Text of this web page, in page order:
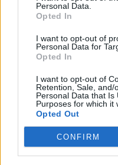
Personal Data.
Opted In
I want to opt-out of
Personal Data for
Opted In
I want to opt-out of
Retention, Sale, and/
Personal Data that Is
Purposes for which it
Opted Out
CONFIRM
I Wanna Dance with
βιογραφική ταινία
Η ταινία για την
ανάμεσα στις ταινίες